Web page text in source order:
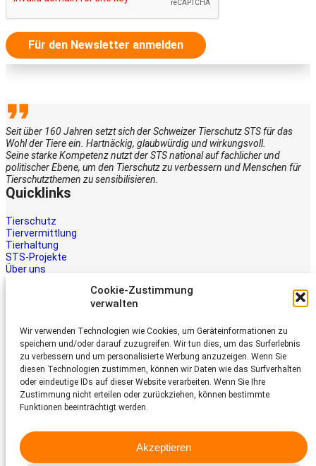
Cookie-Zustimmung
verwalten
Wir verwenden Technologien wie Cookies, um Geräteinformationen zu
speichern und/oder darauf zuzugreifen. Wir tun dies, um das Surferlebnis
zu verbessern und um personalisierte Werbung anzuzeigen. Wenn Sie
diesen Technologien zustimmen, können wir Daten wie das Surfverhalten
oder eindeutige IDs auf dieser Website verarbeiten. Wenn Sie Ihre
Zustimmung nicht erteilen oder zurückziehen, können bestimmte
Funktionen beeinträchtigt werden.
Akzeptieren
Für den Newsletter anmelden
Seit über 160 Jahren setzt sich der Schweizer Tierschutz STS für das
Wohl der Tiere ein. Hartnäckig, glaubwürdig und wirkungsvoll.
Seine starke Kompetenz nutzt der STS national auf fachlicher und
politischer Ebene, um den Tierschutz zu verbessern und Menschen für
Tierschutzthemen zu sensibilisieren.
Quicklinks
Tierschutz
Tiervermittlung
Tierhaltung
STS-Projekte
Über uns
Tiere brauchen Hilfe – auch Ihre.
Unterstützen Sie die Arbeit des
Schweizer Tierschutz STS.
Jetzt spenden
Schweizer Tierschutz STS
CH-4053 Basel